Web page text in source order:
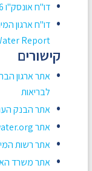
קישורים
אתר ארגון
לבריאות
אתר הבנק
אתר water.org - משבר המים העולמי
אתר רשות
אתר משרד
דו"ח אונסק"ו 2016 - Water and Jobs
Report